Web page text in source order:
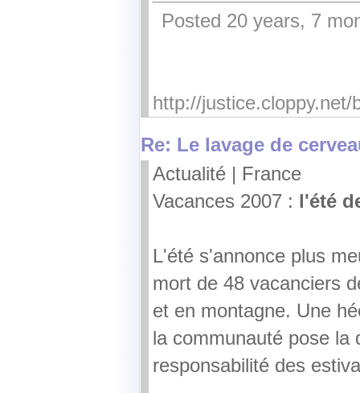
Posted 20 years, 7
http://
Re: Le lavage de
Actualité | France
Vacances 2007 : l'été
L'été s'annonce plus
mort de 48 vacanciers
et en montagne. Une
la communauté pose la
responsabilité des